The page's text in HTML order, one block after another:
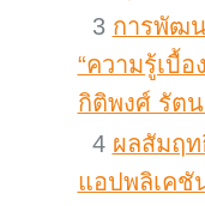
3 การพัฒน
“ความรู้เบื้
กิติพงศ์ รัตน
4 ผลสัมฤท
แอปพลิเค